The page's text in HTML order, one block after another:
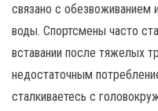
связано с обезвоживанием
воды. Спортсмены часто
вставании после тяжелых
недостаточным
сталкиваетесь с